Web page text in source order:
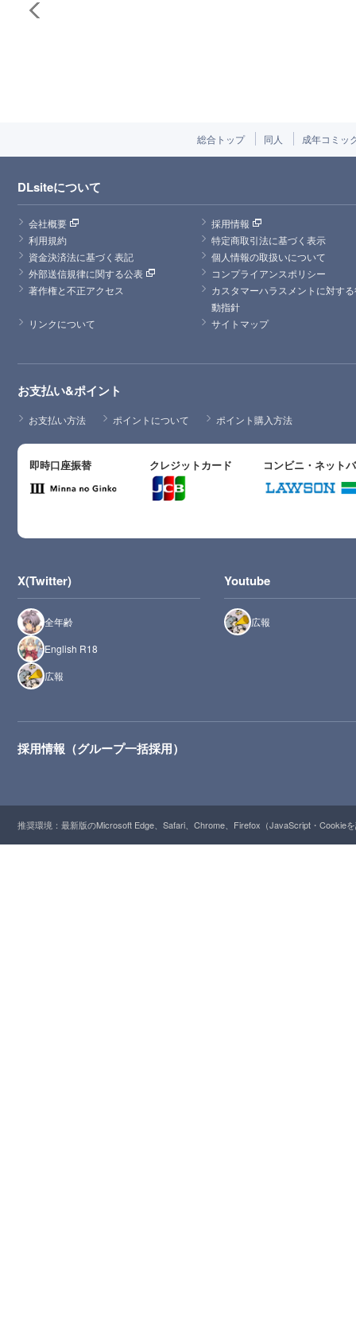
総合トップ 同人 成年コミッ
DLsiteについて
会社概要
採用情報
利用規約
特定商取引法に基づく表示
資金決済法に基づく表記
個人情報の取扱いについて
外部送信規律に関する公表
コンプライアンスポリシー
著作権と不正アクセス
カスタマーハラスメントに対す
動指針
リンクについて
サイトマップ
お支払い&ポイント
お支払い方法 ポイントについて ポイント購入方法
即時口座振替 クレジットカード コンビニ・ネット
X(Twitter)
全年齢
English R18
広報
Youtube
広報
採用情報（グループ一括採用）
推奨環境：最新版のMicrosoft Edge、Safari、Chrome、Firefox（JavaScript・Cookie